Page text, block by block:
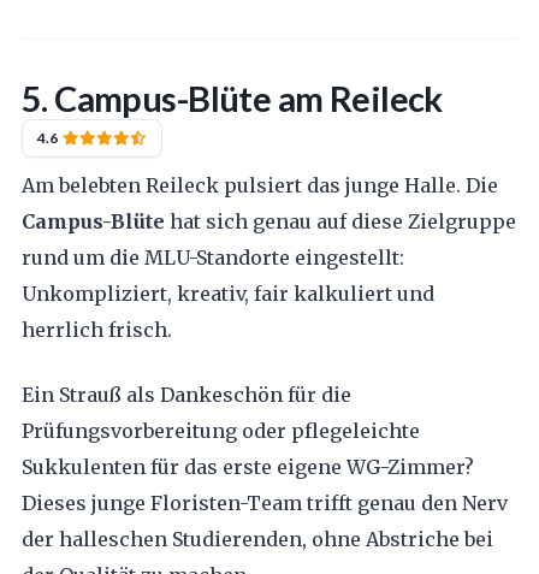
5. Campus-Blüte am Reileck
4.6
Am belebten Reileck pulsiert das junge Halle. Die
Campus-Blüte hat sich genau auf diese Zielgruppe
rund um die MLU-Standorte eingestellt:
Unkompliziert, kreativ, fair kalkuliert und
herrlich frisch.
Ein Strauß als Dankeschön für die
Prüfungsvorbereitung oder pflegeleichte
Sukkulenten für das erste eigene WG-Zimmer?
Dieses junge Floristen-Team trifft genau den Nerv
der halleschen Studierenden, ohne Abstriche bei